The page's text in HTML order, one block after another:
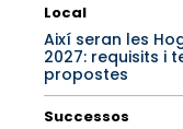
Local
Així seran les
2027: requisits i
propostes
Successos